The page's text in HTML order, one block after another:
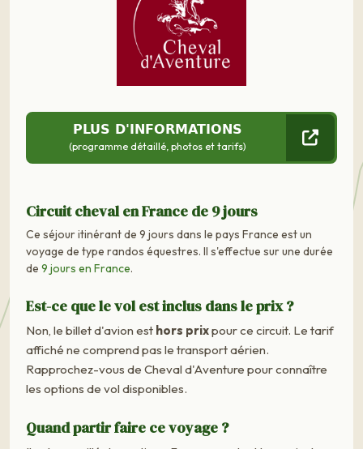
PLUS D'INFORMATIONS
(programme détaillé, photos et tarifs)
Circuit cheval en France de 9 jours
Ce séjour itinérant de 9 jours dans le pays France est un
voyage de type randos équestres. Il s'effectue sur une durée
de 9 jours en France.
Est-ce que le vol est inclus dans le prix ?
Non, le billet d'avion est hors prixpour ce circuit. Le tarif
affiché ne comprend pas le transport aérien.
Rapprochez-vous de Cheval d'Aventure pour connaître
les options de vol disponibles.
Quand partir faire ce voyage ?